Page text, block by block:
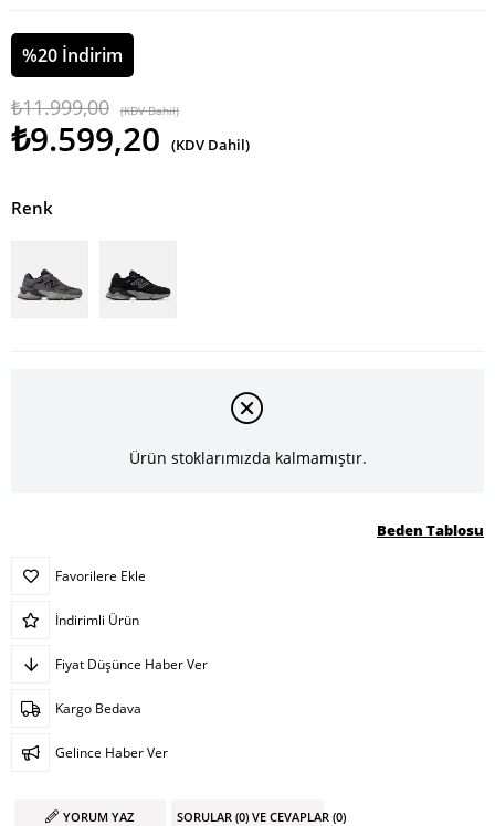
%20 İndirim
₺11.999,00 (KDV Dahil)
₺9.599,20 (KDV Dahil)
Renk
Ürün stoklarımızda kalmamıştır.
Beden Tablosu
Favorilere Ekle
İndirimli Ürün
Fiyat Düşünce Haber Ver
Kargo Bedava
Gelince Haber Ver
YORUM YAZ SORULAR (0) VE CEVAPLAR (0)